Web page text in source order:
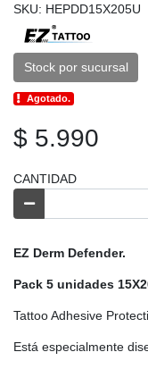
SKU: HEPDD15X205U
Stock por sucursal
Agotado.
$ 5.990
CANTIDAD
EZ Derm Defender.
Pack 5 unidades
Tattoo Adhesive
Está especialmente